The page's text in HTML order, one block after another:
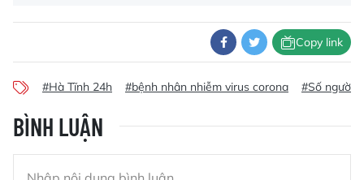
Copy link
#Hà Tĩnh 24h #bệnh nhân nhiễm virus corona #Số người
BÌNH LUẬN